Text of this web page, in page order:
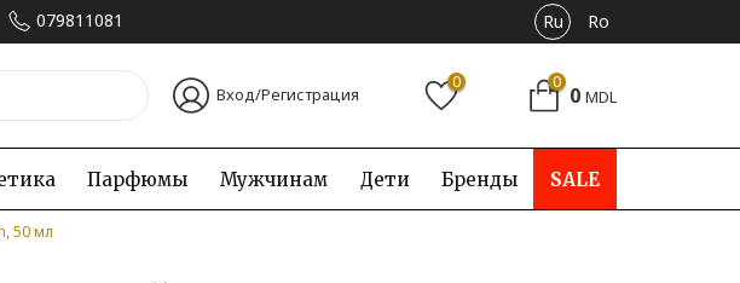
079811081 Ru Ro
Вход/Регистрация
0 0 0 MDL
Парфюмы Мужчинам Дети Бренды SALE
50 мл